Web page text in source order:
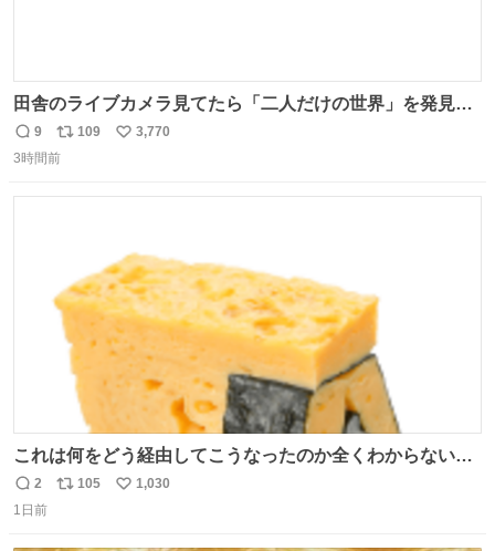
田舎のライブカメラ見てたら「二人だけの世界」を発見し
た
返
信
9
リ
ポ
109
い
3,770
3時間前
これは何をどう経由してこうなったのか全くわからない構
造のすしざんまいの玉子
返
信
2
リ
105
い
1,030
1日前